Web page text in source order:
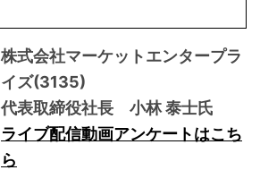
株式会社マーケットエンタープラ
イズ(3135)
代表取締役社長 小林 泰士氏
ライブ配信動画アンケートはこち
ら